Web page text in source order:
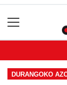
DURANGOKO